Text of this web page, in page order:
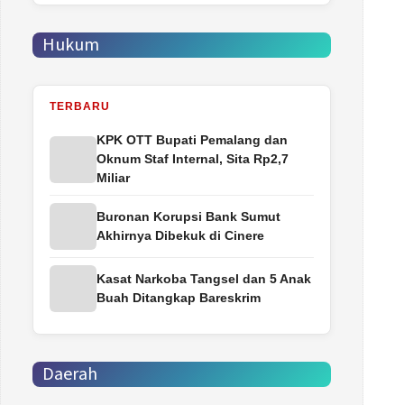
Hukum
TERBARU
‎KPK OTT Bupati Pemalang dan
Oknum Staf Internal, Sita Rp2,7
Miliar
Buronan Korupsi Bank Sumut
Akhirnya Dibekuk di Cinere
Kasat Narkoba Tangsel dan 5 Anak
Buah Ditangkap Bareskrim
Daerah